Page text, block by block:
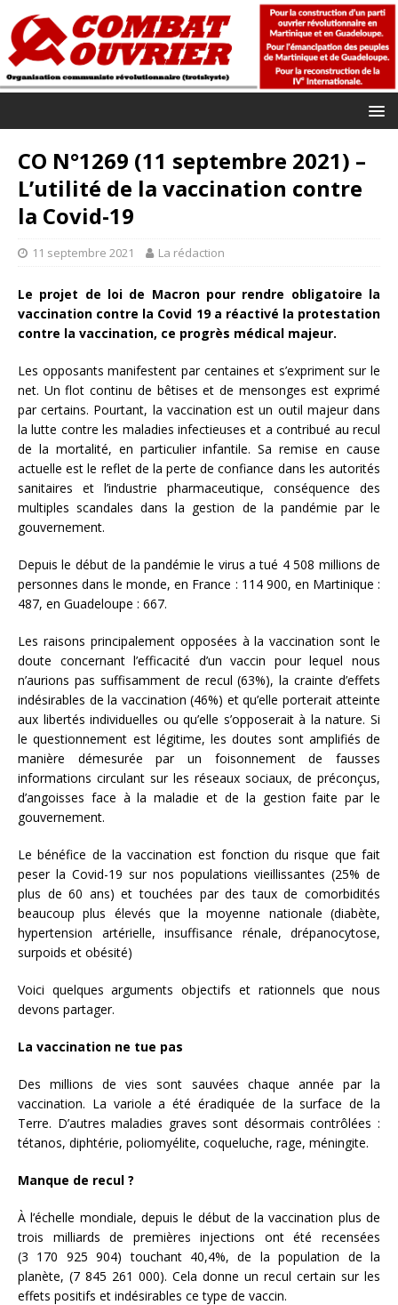
CO N°1269 (11 septembre 2021) –
L’utilité de la vaccination contre
la Covid-19
11 septembre 2021 La rédaction
Le projet de loi de Macron pour rendre obligatoire la
vaccination contre la Covid 19 a réactivé la protestation
contre la vaccination, ce progrès médical majeur.
Les opposants manifestent par centaines et s’expriment sur le
net. Un flot continu de bêtises et de mensonges est exprimé
par certains. Pourtant, la vaccination est un outil majeur dans
la lutte contre les maladies infectieuses et a contribué au recul
de la mortalité, en particulier infantile. Sa remise en cause
actuelle est le reflet de la perte de confiance dans les autorités
sanitaires et l’industrie pharmaceutique, conséquence des
multiples scandales dans la gestion de la pandémie par le
gouvernement.
Depuis le début de la pandémie le virus a tué 4 508 millions de
personnes dans le monde, en France : 114 900, en Martinique :
487, en Guadeloupe : 667.
Les raisons principalement opposées à la vaccination sont le
doute concernant l’efficacité d’un vaccin pour lequel nous
n’aurions pas suffisamment de recul (63%), la crainte d’effets
indésirables de la vaccination (46%) et qu’elle porterait atteinte
aux libertés individuelles ou qu’elle s’opposerait à la nature. Si
le questionnement est légitime, les doutes sont amplifiés de
manière démesurée par un foisonnement de fausses
informations circulant sur les réseaux sociaux, de préconçus,
d’angoisses face à la maladie et de la gestion faite par le
gouvernement.
Le bénéfice de la vaccination est fonction du risque que fait
peser la Covid-19 sur nos populations vieillissantes (25% de
plus de 60 ans) et touchées par des taux de comorbidités
beaucoup plus élevés que la moyenne nationale (diabète,
hypertension artérielle, insuffisance rénale, drépanocytose,
surpoids et obésité)
Voici quelques arguments objectifs et rationnels que nous
devons partager.
La vaccination ne tue pas
Des millions de vies sont sauvées chaque année par la
vaccination. La variole a été éradiquée de la surface de la
Terre. D’autres maladies graves sont désormais contrôlées :
tétanos, diphtérie, poliomyélite, coqueluche, rage, méningite.
Manque de recul ?
À l’échelle mondiale, depuis le début de la vaccination plus de
trois milliards de premières injections ont été recensées
(3 170 925 904) touchant 40,4%, de la population de la
planète, (7 845 261 000). Cela donne un recul certain sur les
effets positifs et indésirables ce type de vaccin.